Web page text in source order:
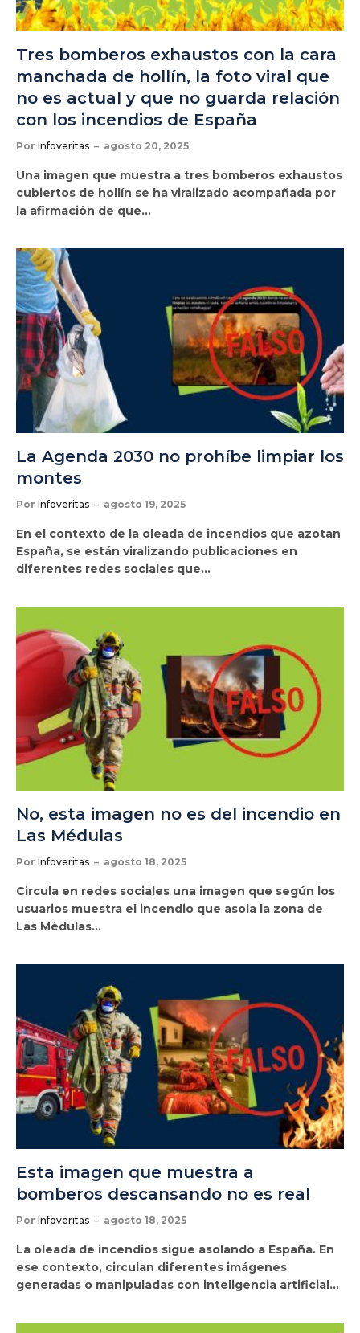
Tres bomberos exhaustos con la cara
manchada de hollín, la foto viral que
no es actual y que no guarda relación
con los incendios de España
Por Infoveritas agosto 20, 2025
Una imagen que muestra a tres bomberos exhaustos
cubiertos de hollín se ha viralizado acompañada por
la afirmación de que…
La Agenda 2030 no prohíbe limpiar los
montes
Por Infoveritas agosto 19, 2025
En el contexto de la oleada de incendios que azotan
España, se están viralizando publicaciones en
diferentes redes sociales que…
No, esta imagen no es del incendio en
Las Médulas
Por Infoveritas agosto 18, 2025
Circula en redes sociales una imagen que según los
usuarios muestra el incendio que asola la zona de
Las Médulas…
Esta imagen que muestra a
bomberos descansando no es real
Por Infoveritas agosto 18, 2025
La oleada de incendios sigue asolando a España. En
ese contexto, circulan diferentes imágenes
generadas o manipuladas con inteligencia artificial…